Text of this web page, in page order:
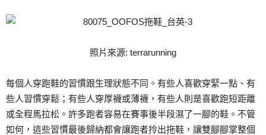
照片來源: terrarunning
每個人穿跑鞋的習慣跟生理狀態不同。有些人喜歡穿緊一點、有
些人習慣穿鬆；有些人穿厚襪或薄襪，有些人則是喜歡跑短距離
或全程馬拉松。許多跑者容易在賽事後半段濕了一腳的鞋。不管
如何，這些習慣最後歸納都會讓跑者拎出拖鞋，讓雙腳腳掌整個